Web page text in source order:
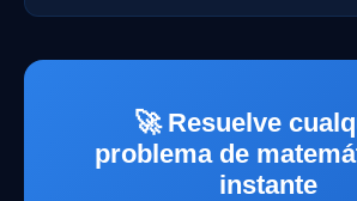
🚀 Resuelve
problema de
instante